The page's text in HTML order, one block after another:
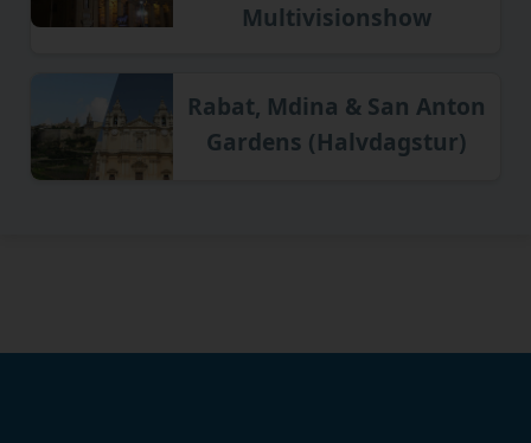
Multivisionshow
Rabat, Mdina & San Anton
Gardens (Halvdagstur)